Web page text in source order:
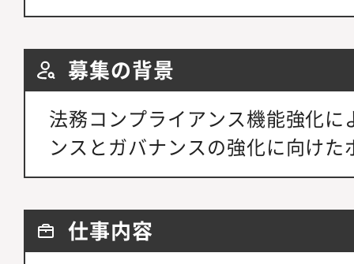
募集の背景
法務コンプライアンス機能強化
ンスとガバナンスの強化に向け
仕事内容